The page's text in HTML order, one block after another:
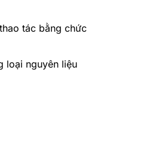
tác bằng chức
loại nguyên liệu